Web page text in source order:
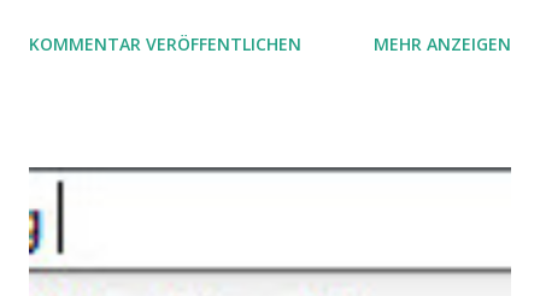
gleich. Im Arbeitskontext kann es zu nicht verstandenen
Angstzuständen ihrer Mitglieder. Dafür könnte es Gründe
geben, die weitgehend noch im Dunkeln zu liegen scheinen.
KOMMENTAR VERÖFFENTLICHEN MEHR ANZEIGEN